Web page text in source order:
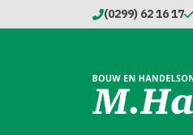
(0299) 62 16 17